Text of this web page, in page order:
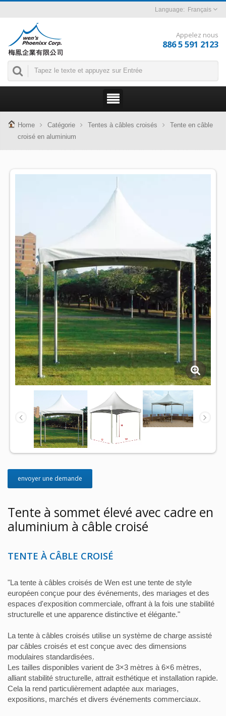
Français
Appelez nous
886 5 591 2123
Home Catégorie Tentes à câbles croisés
Tente en câble
croisé en aluminium
envoyer une demande
Tente à sommet élevé avec cadre en
aluminium à câble croisé
TENTE À CÂBLE CROISÉ
"La tente à câbles croisés de Wen est une tente de style
européen conçue pour des événements, des mariages et des
espaces d'exposition commerciale, offrant à la fois une stabilité
structurelle et une apparence distinctive et élégante."
La tente à câbles croisés utilise un système de charge assisté
par câbles croisés et est conçue avec des dimensions
modulaires standardisées.
Les tailles disponibles varient de 3×3 mètres à 6×6 mètres,
alliant stabilité structurelle, attrait esthétique et installation rapide.
Cela la rend particulièrement adaptée aux mariages,
expositions, marchés et divers événements commerciaux.